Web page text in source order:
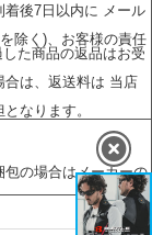
後7日以内に メール
除く)、お客様の責任
た商品の返品はお受
は、返送料は 当店
なります。
の場合はメーカーの